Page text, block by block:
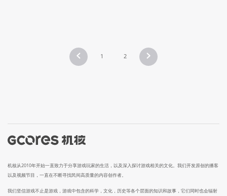
1 2
机核从2010年开始一直致力于分享游戏玩家的生活，以及深入探讨游戏相关的文化。我们开发原创的播客
以及视频节目，一直在不断寻找民间高质量的内容创作者。
我们坚信游戏不止是游戏，游戏中包含的科学，文化，历史等各个层面的知识和故事，它们同时也会辐射